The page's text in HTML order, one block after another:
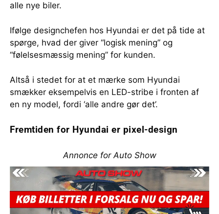
alle nye biler.
Ifølge designchefen hos Hyundai er det på tide at
spørge, hvad der giver “logisk mening” og
“følelsesmæssig mening” for kunden.
Altså i stedet for at et mærke som Hyundai
smækker eksempelvis en LED-stribe i fronten af
en ny model, fordi ‘alle andre gør det’.
Fremtiden for Hyundai er pixel-design
Annonce for Auto Show